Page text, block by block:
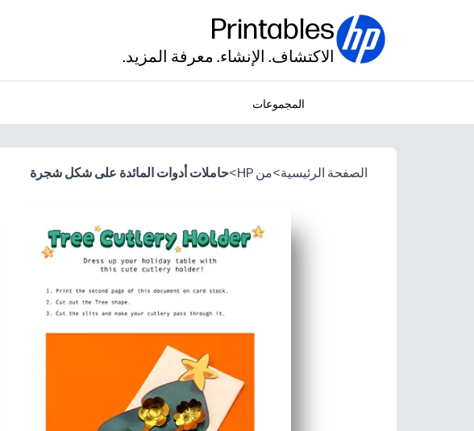
Printables
الاكتشاف. الإنشاء. معرفة المزيد.
المجموعات
الصفحة الرئيسية>من HP >حاملات أدوات المائدة على شكل شجرة